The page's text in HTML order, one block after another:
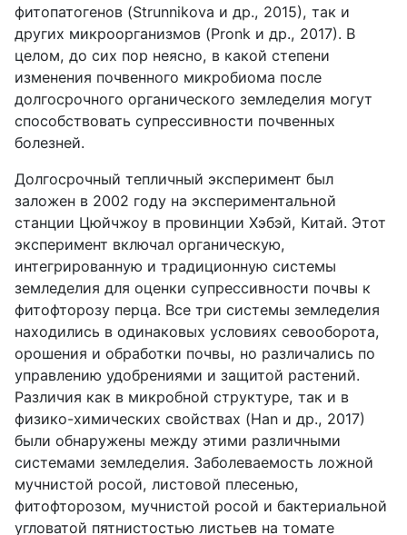
фитопатогенов (Strunnikova и др., 2015), так и
других микроорганизмов (Pronk и др., 2017). В
целом, до сих пор неясно, в какой степени
изменения почвенного микробиома после
долгосрочного органического земледелия могут
способствовать супрессивности почвенных
болезней.
Долгосрочный тепличный эксперимент был
заложен в 2002 году на экспериментальной
станции Цюйчжоу в провинции Хэбэй, Китай. Этот
эксперимент включал органическую,
интегрированную и традиционную системы
земледелия для оценки супрессивности почвы к
фитофторозу перца. Все три системы земледелия
находились в одинаковых условиях севооборота,
орошения и обработки почвы, но различались по
управлению удобрениями и защитой растений.
Различия как в микробной структуре, так и в
физико-химических свойствах (Han и др., 2017)
были обнаружены между этими различными
системами земледелия. Заболеваемость ложной
мучнистой росой, листовой плесенью,
фитофторозом, мучнистой росой и бактериальной
угловатой пятнистостью листьев на томате